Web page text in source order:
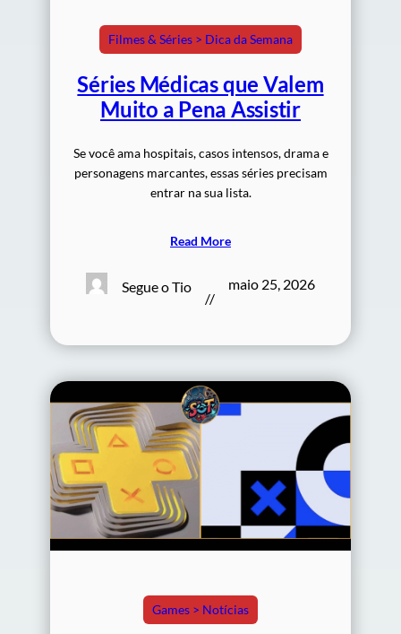
Filmes & Séries > Dica da Semana
Séries Médicas que Valem
Muito a Pena Assistir
Se você ama hospitais, casos intensos, drama e
personagens marcantes, essas séries precisam
entrar na sua lista.
Read More
Segue o Tio
//
maio 25, 2026
Games > Notícias